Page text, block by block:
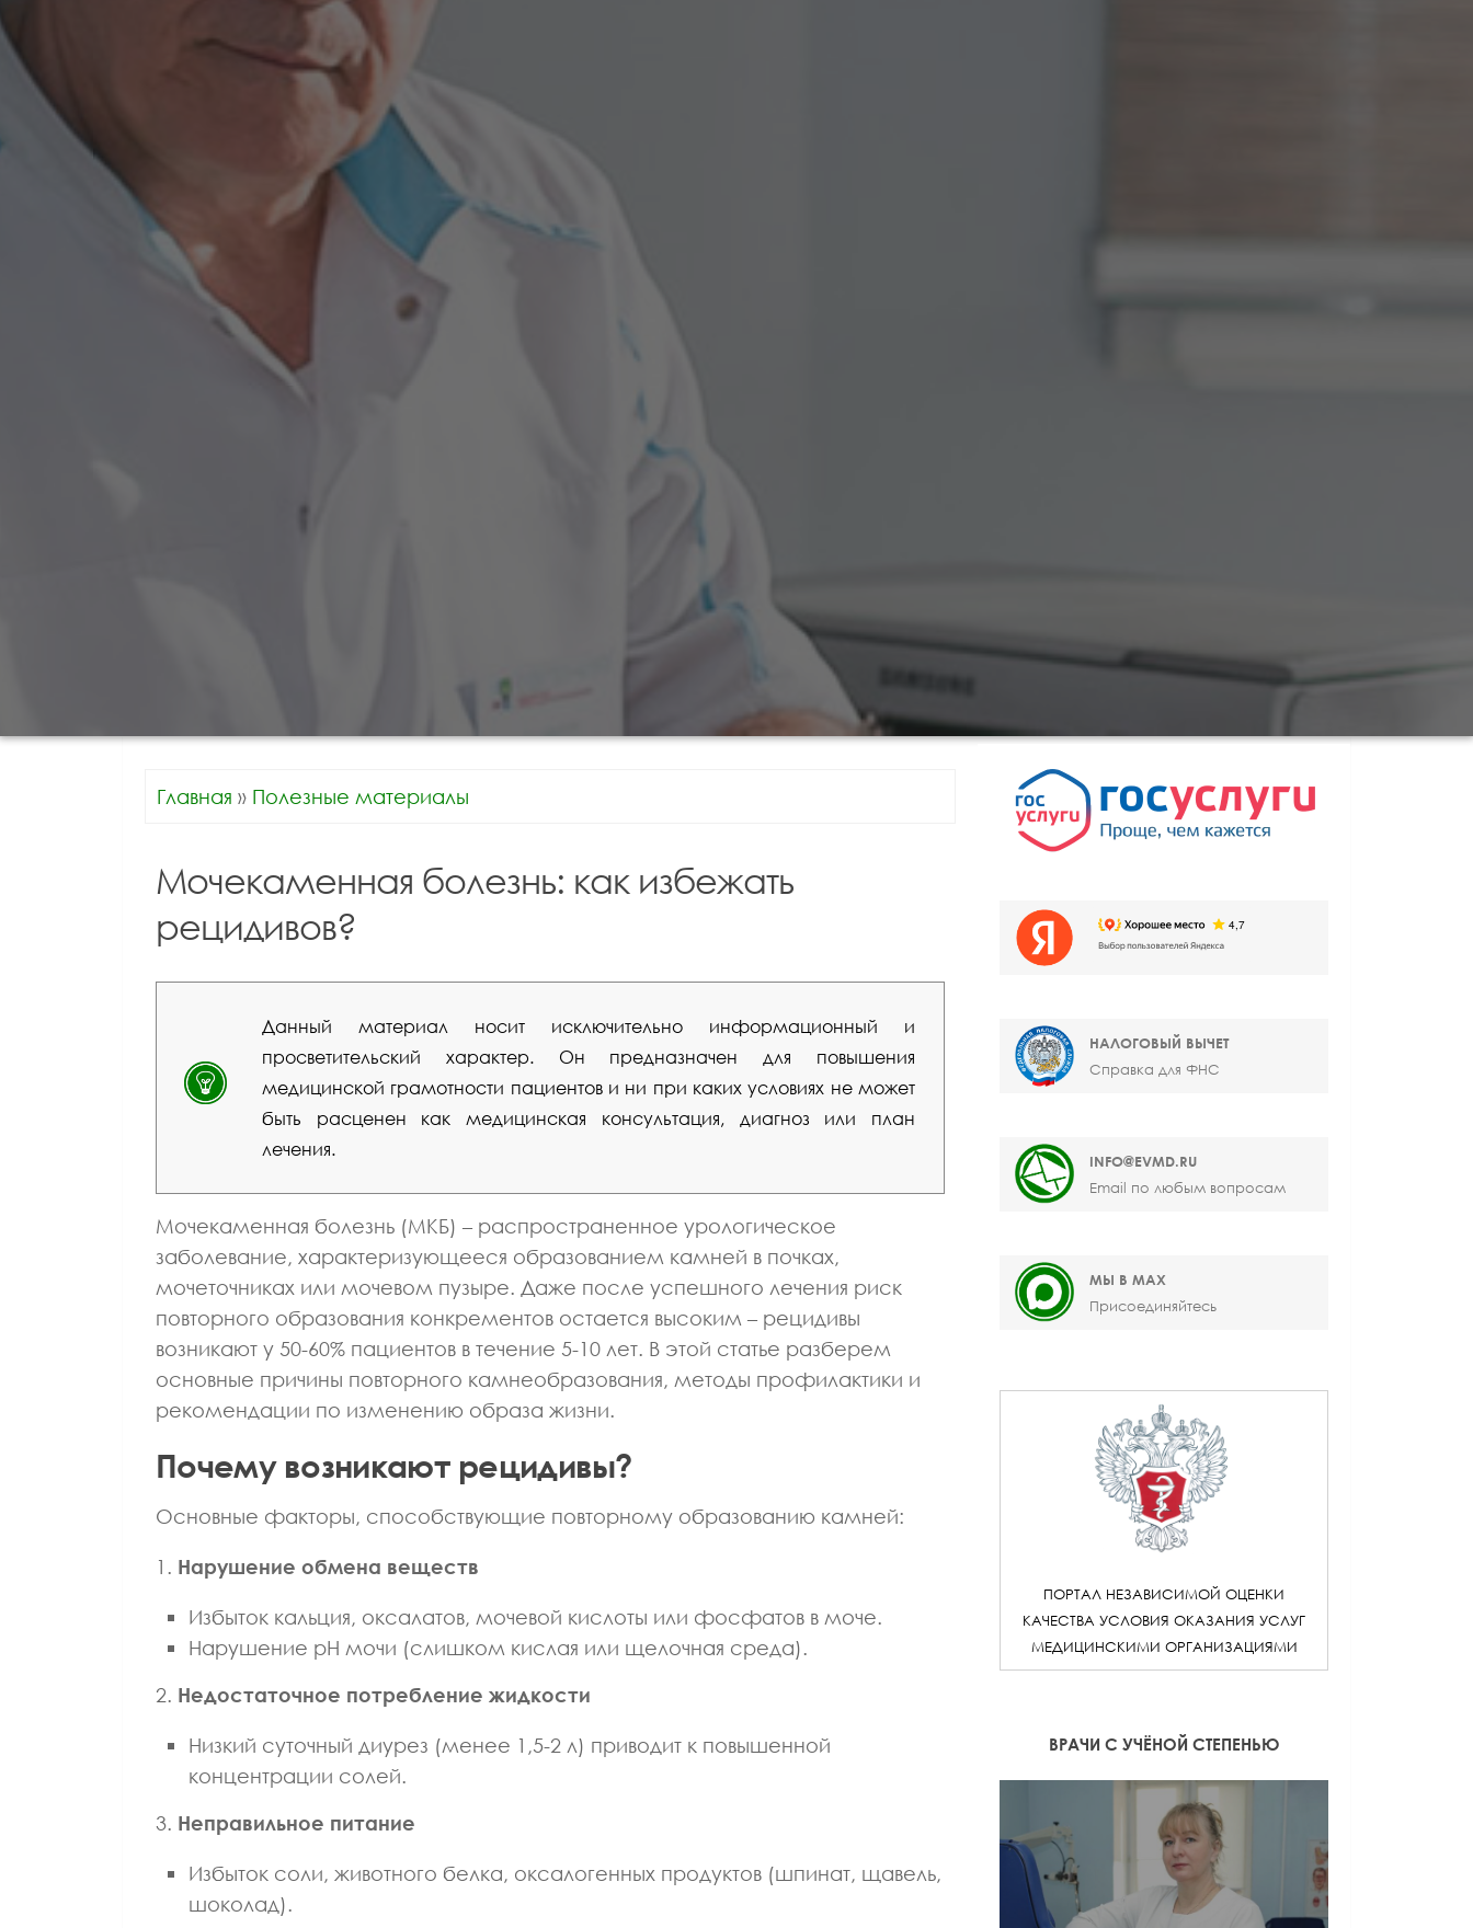
Главная » Полезные материалы
Мочекаменная болезнь: как избежать
рецидивов?
Данный материал носит исключительно информационный и
просветительский характер. Он предназначен для повышения
медицинской грамотности пациентов и ни при каких условиях не может
быть расценен как медицинская консультация, диагноз или план
лечения.
Мочекаменная болезнь (МКБ) – распространенное урологическое
заболевание, характеризующееся образованием камней в почках,
мочеточниках или мочевом пузыре. Даже после успешного лечения риск
повторного образования конкрементов остается высоким – рецидивы
возникают у 50-60% пациентов в течение 5-10 лет. В этой статье разберем
основные причины повторного камнеобразования, методы профилактики и
рекомендации по изменению образа жизни.
Почему возникают рецидивы?
Основные факторы, способствующие повторному образованию камней:
1. Нарушение обмена веществ
Избыток кальция, оксалатов, мочевой кислоты или фосфатов в моче.
Нарушение pH мочи (слишком кислая или щелочная среда).
2. Недостаточное потребление жидкости
Низкий суточный диурез (менее 1,5-2 л) приводит к повышенной
концентрации солей.
3. Неправильное питание
Избыток соли, животного белка, оксалогенных продуктов (шпинат, щавель,
шоколад).
НАЛОГОВЫЙ ВЫЧЕТ
Справка для ФНС
INFO@EVMD.RU
Email по любым вопросам
МЫ В MAX
Присоединяйтесь
ПОРТАЛ НЕЗАВИСИМОЙ ОЦЕНКИ
КАЧЕСТВА УСЛОВИЯ ОКАЗАНИЯ УСЛУГ
МЕДИЦИНСКИМИ ОРГАНИЗАЦИЯМИ
ВРАЧИ С УЧЁНОЙ СТЕПЕНЬЮ